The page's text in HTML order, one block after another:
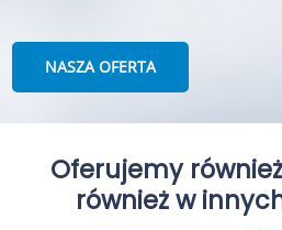
NASZA OFERTA
Oferujemy
również w